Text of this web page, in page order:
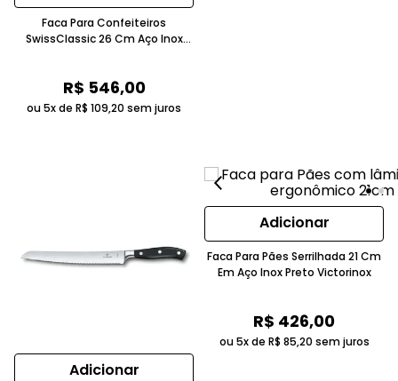
Faca Para Confeiteiros
SwissClassic 26 Cm Aço Inox
R$ 546,00
ou 5x de R$ 109,20 sem juros
Adicionar
Adicionar
Faca Para Pães Serrilhada 21 Cm
Em Aço Inox Preto Victorinox
R$ 426,00
ou 5x de R$ 85,20 sem juros